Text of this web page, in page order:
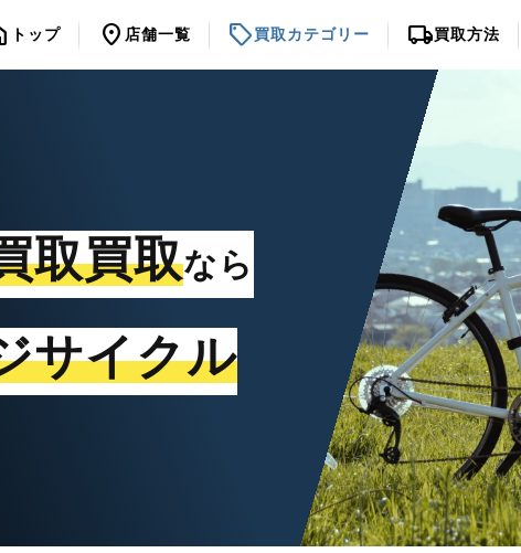
トップ location_on 店舗一覧 sell買取カテゴリー local_shipping買取方法
取買取なら
サイクル